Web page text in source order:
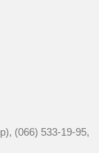
(066) 533-19-95,